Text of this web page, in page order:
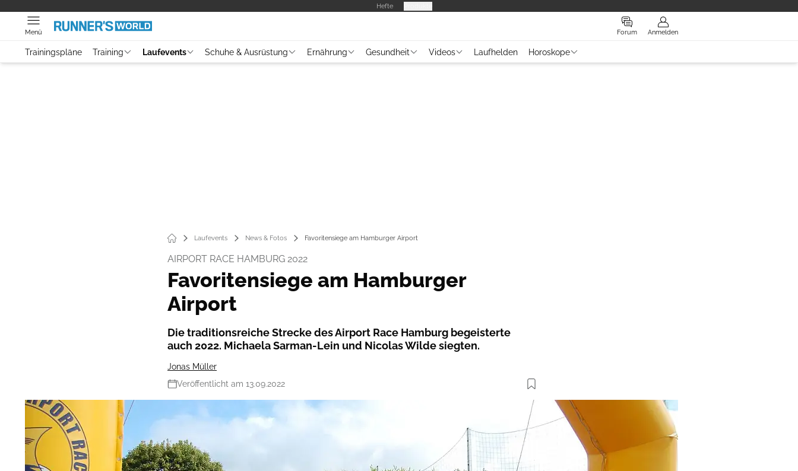
Hefte
Forum Anmelden
Menü
Trainingspläne Training Laufevents Schuhe & Ausrüstung Ernährung Gesundheit Videos Laufhelden Horoskope
Laufevents News & Fotos Favoritensiege am Hamburger Airport
AIRPORT RACE HAMBURG 2022
Favoritensiege am Hamburger
Airport
Die traditionsreiche Strecke des Airport Race Hamburg begeisterte
auch 2022. Michaela Sarman-Lein und Nicolas Wilde siegten.
Jonas Müller
Veröffentlicht am 13.09.2022